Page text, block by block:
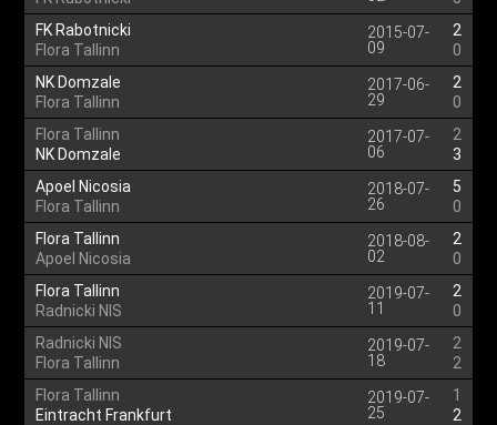
FK Rabotnicki
Flora Tallinn
2015-07-
09
2
0
NK Domzale
Flora Tallinn
2017-06-
29
2
0
Flora Tallinn
NK Domzale
2017-07-
06
2
3
Apoel Nicosia
Flora Tallinn
2018-07-
26
5
0
Flora Tallinn
Apoel Nicosia
2018-08-
02
2
0
Flora Tallinn
Radnicki NIS
2019-07-
11
2
0
Radnicki NIS
Flora Tallinn
2019-07-
18
2
2
Flora Tallinn
Eintracht Frankfurt
2019-07-
25
1
2